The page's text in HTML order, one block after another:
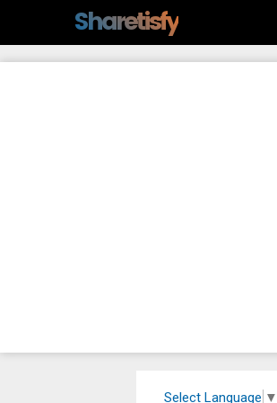
Sharetisfy
Select Language ▼